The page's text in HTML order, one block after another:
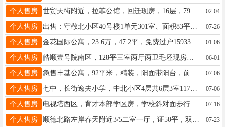
个人售房 世贸天街附近，拉菲公馆，回迁现房，16层，79平，两居室，全款38万，合同更名，13273667777 02-04
个人售房 出售：守敬北小区40号楼1单元301室、面积83平、两室一厅、3/5层、小房10平米、52万。13613193838 07-26
个人售房 金花国际公寓，23.6万，47.2平，免费过户15933696669 01-06
个人售房 皓顺壹号院南区，128平三室两厅两卫毛坯现房，22层/26，62万全款。13831998765 06-01
个人售房 急售丰基公寓，92平米，精装，阳面带阳台，前后跨间，带两个空调，办公家具，超低价格。15931990585微信同 07-06
个人售房 七中，长街逸夫小学，中北小区4层共6层3室117平老证三阳开泰户型双气19131135185 07-06
个人售房 电视塔西区，育才本部学区房，学校斜对面步行5分钟，省去家长接送之苦，4/6层，60平，48万赠小房18931950681 07-16
个人售房 07-23